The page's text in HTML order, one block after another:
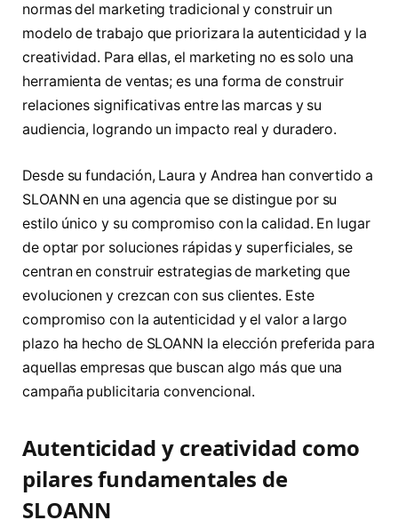
normas del marketing tradicional y construir un
modelo de trabajo que priorizara la autenticidad y la
creatividad. Para ellas, el marketing no es solo una
herramienta de ventas; es una forma de construir
relaciones significativas entre las marcas y su
audiencia, logrando un impacto real y duradero.
Desde su fundación, Laura y Andrea han convertido a
SLOANN en una agencia que se distingue por su
estilo único y su compromiso con la calidad. En lugar
de optar por soluciones rápidas y superficiales, se
centran en construir estrategias de marketing que
evolucionen y crezcan con sus clientes. Este
compromiso con la autenticidad y el valor a largo
plazo ha hecho de SLOANN la elección preferida para
aquellas empresas que buscan algo más que una
campaña publicitaria convencional.
Autenticidad y creatividad como
pilares fundamentales de
SLOANN